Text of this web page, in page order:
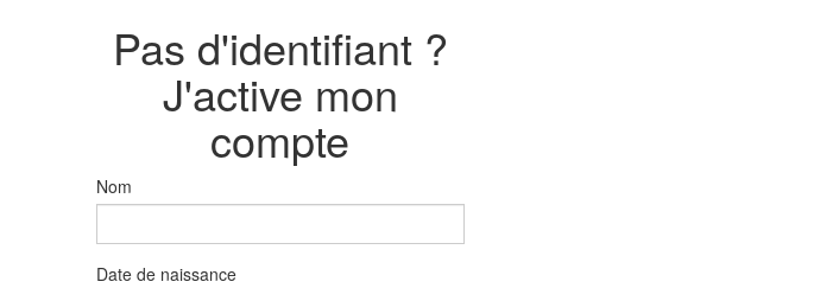
Pas d'identifiant ?
J'active mon
compte
Nom
Date de naissance